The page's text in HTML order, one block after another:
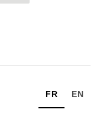
FR EN